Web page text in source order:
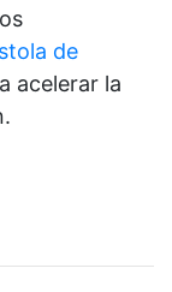
de
acelerar la